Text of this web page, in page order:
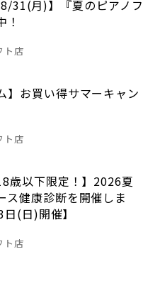
31(月)】『夏のピアノフ
！
ト店
】お買い得サマーキャン
ト店
歳以下限定！】2026夏
ス健康診断を開催しま
(日)開催】
ト店